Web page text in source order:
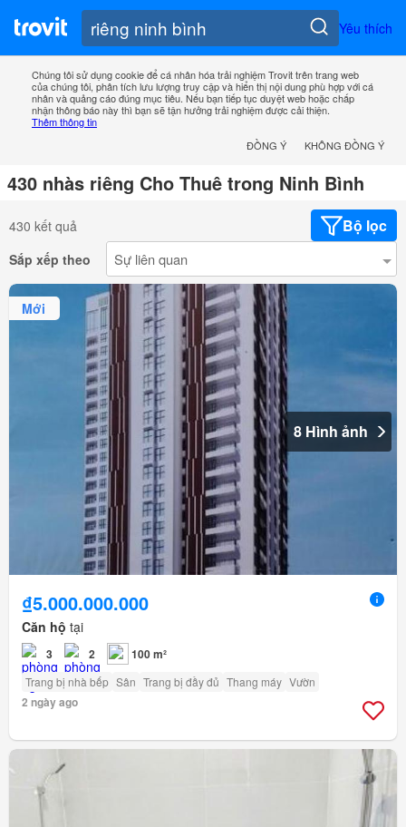
Yêu thích
Chúng tôi sử dụng cookie để cá nhân hóa trải nghiệm Trovit trên trang web
của chúng tôi, phân tích lưu lượng truy cập và hiển thị nội dung phù hợp với cá
nhân và quảng cáo đúng mục tiêu. Nếu bạn tiếp tục duyệt web hoặc chấp
nhận thông báo này thì bạn sẽ tận hưởng trải nghiệm được cải thiện.
Thêm thông tin
ĐỒNG Ý
KHÔNG ĐỒNG Ý
430 nhàs riêng Cho Thuê trong Ninh Bình
430 kết quả Bộ lọc
Sắp xếp theo
Mới
8 Hình ảnh
₫5.000.000.000
Căn hộ tại
3 2 100 m²
Trang bị nhà bếp Sân Trang bị đầy đủ Thang máy Vườn
2 ngày ago